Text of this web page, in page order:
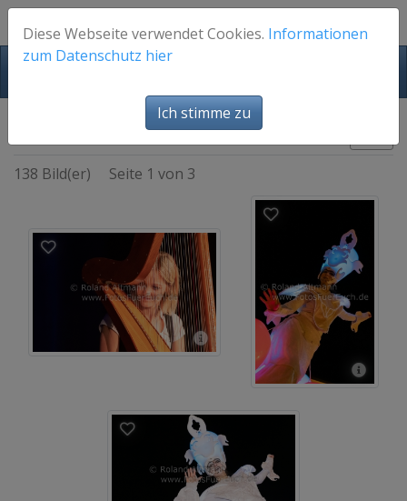
Bühne - Musik
138 Bild(er) Seite 1 von 3
Diese Webseite verwendet Cookies. Informationen
zum Datenschutz hier
Ich stimme zu